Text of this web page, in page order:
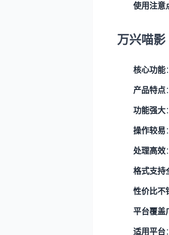
使用注意
万兴喵影
核心功能
产品特点：
功能强大
操作较易
处理高效
格式支持
性价比不
平台覆盖
适用平台